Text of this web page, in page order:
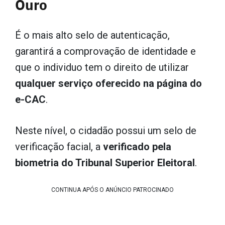
É o mais alto selo de autenticação,
garantirá a comprovação de identidade e
que o individuo tem o direito de utilizar
qualquer serviço oferecido na página do
e-CAC.
Neste nível, o cidadão possui um selo de
verificação facial, a verificado pela
biometria do Tribunal Superior Eleitoral.
CONTINUA APÓS O ANÚNCIO PATROCINADO